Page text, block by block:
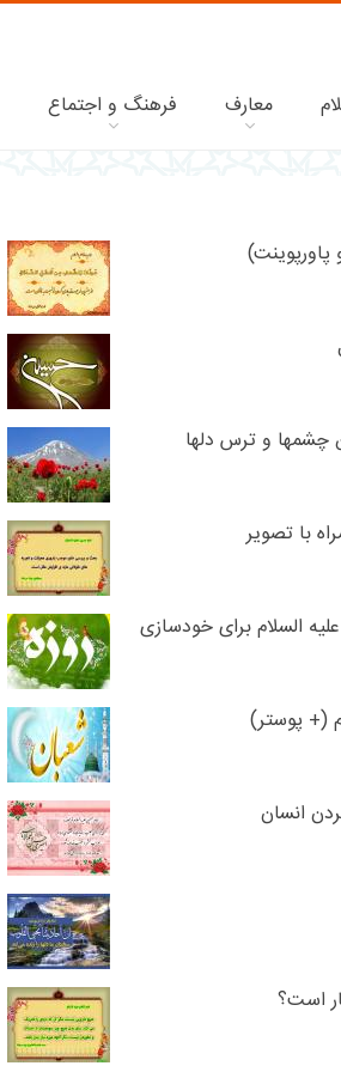
معارف فرهنگ و اجتماع
چشمها و ترس دلها
با تصویر
السلام برای خودسازی
(+ پوستر)
انسان
است؟